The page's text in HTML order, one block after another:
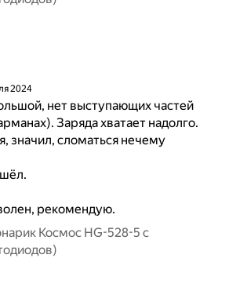
2024
нет выступающих частей
Заряда хватает надолго.
значил, сломаться нечему
рекомендую.
Космос HG-528-5 с